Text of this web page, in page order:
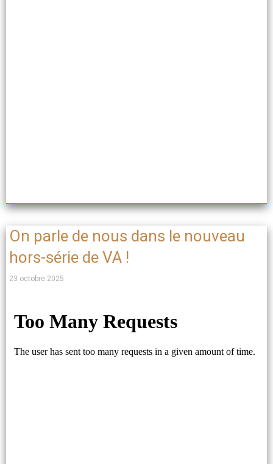
On parle de nous dans le nouveau
hors-série de VA !
23 octobre 2025